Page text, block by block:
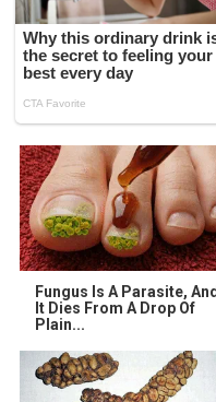
Fungus Is A Parasite, And
It Dies From A Drop Of
Plain...